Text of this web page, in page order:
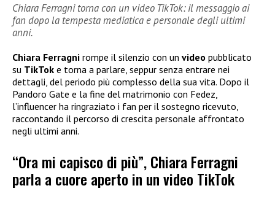
Chiara Ferragni torna con un video TikTok: il messaggio ai
fan dopo la tempesta mediatica e personale degli ultimi
anni.
Chiara Ferragni rompe il silenzio con un video pubblicato
su TikTok e torna a parlare, seppur senza entrare nei
dettagli, del periodo più complesso della sua vita. Dopo il
Pandoro Gate e la fine del matrimonio con Fedez,
l’influencer ha ringraziato i fan per il sostegno ricevuto,
raccontando il percorso di crescita personale affrontato
negli ultimi anni.
“Ora mi capisco di più”, Chiara Ferragni
parla a cuore aperto in un video TikTok